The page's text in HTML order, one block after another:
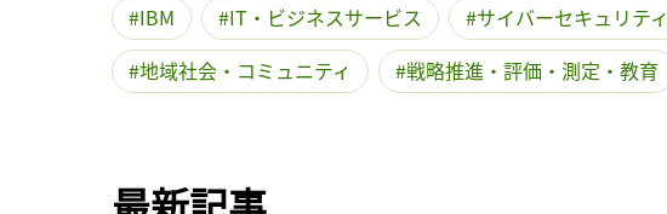
IBM IT・ビジネスサービス サイバーセキュリティ
地域社会・コミュニティ
戦略推進・評価・測定・教育